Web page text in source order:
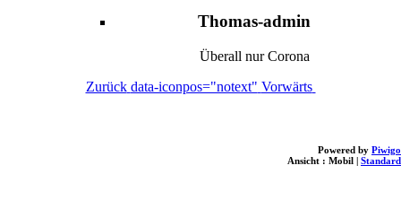
Thomas-admin
Überall nur Corona
Zurück data-iconpos="notext" Vorwärts
Powered by Piwigo
Ansicht : Mobil | Standard